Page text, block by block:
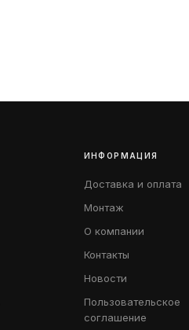
ИНФОРМАЦИЯ
Доставка и оплата
Монтаж
О компании
Контакты
Новости
Пользовательское
соглашение